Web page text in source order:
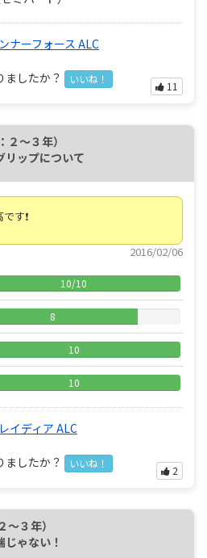
ナーフォース ALC
ましたか？ いいね！
11
２～３年）
リップについて
す❗️
2016/02/06
10/10
8
10
10
イディア ALC
ましたか？ いいね！
2
～３年）
ゃない！